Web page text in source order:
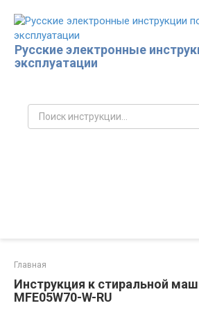
контенту
Русские электронные
эксплуатации
Поиск:
Главная
Инструкция к стиральной
MFE05W70-W-RU